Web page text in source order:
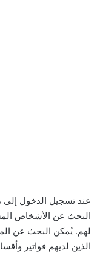
عند تسجيل الدخول إلى
البحث عن الأشخاص
لهم. يُمكن البحث عن
الذين لديهم فواتير